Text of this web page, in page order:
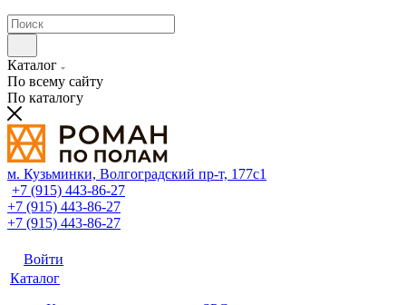
Каталог
По всему сайту
По каталогу
м. Кузьминки, Волгоградский пр‑т, 177с1
+7 (915) 443-86-27
+7 (915) 443-86-27
+7 (915) 443-86-27
Войти
Каталог